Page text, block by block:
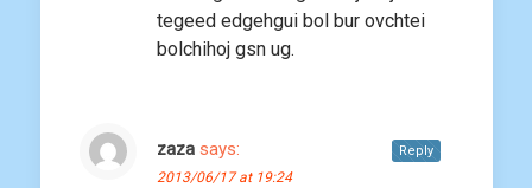
tegeed edgehgui bol bur ovchtei
bolchihoj gsn ug.
zaza says:
2013/06/17 at 19:24
Reply